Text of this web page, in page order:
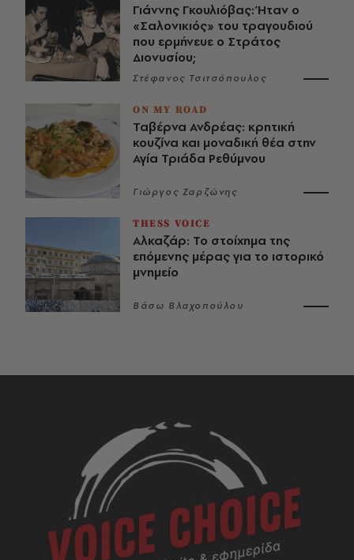
Γιάννης Γκουλιόβας: Ήταν ο
«Σαλονικιός» του τραγουδιού
που ερμήνευε ο Στράτος
Διονυσίου;
Στέφανος Τσιτσόπουλος
ON MY ROAD
Ταβέρνα Ανδρέας: κρητική
κουζίνα και μοναδική θέα στην
Αγία Τριάδα Ρεθύμνου
Γιώργος Ζαρζώνης
THESS VOICE
Αλκαζάρ: Το στοίχημα της
επόμενης μέρας για το ιστορικό
μνημείο
Βάσω Βλαχοπούλου